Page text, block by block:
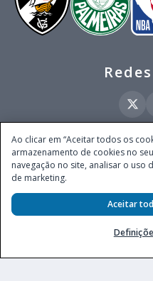
Este site é operado pela Ventmear
endereço na Avenida Brigadeiro
Município de São Paulo, Estado de
Secretaria de Prêmios e Apostas do
247, de 07.02.2025,
Ao clicar em “Aceitar todos os
armazenamento de cookies no
navegação no site, analisar o uso
de marketing.
Aceitar